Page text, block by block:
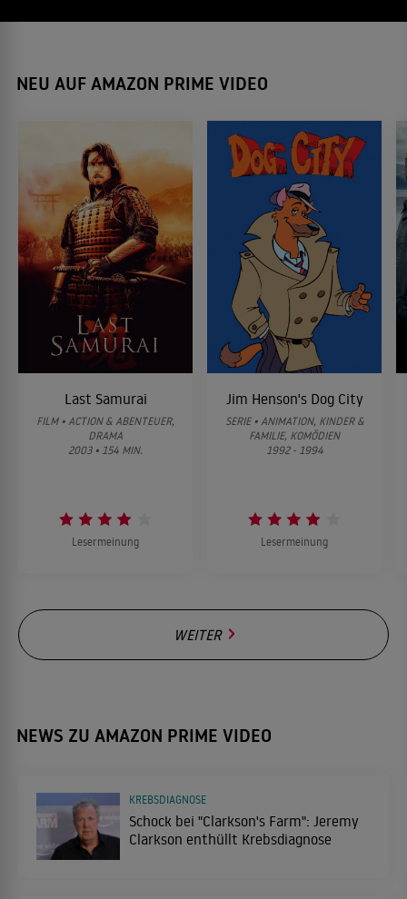
NEU AUF AMAZON PRIME VIDEO
Last Samurai
FILM • ACTION & ABENTEUER,
DRAMA
2003 • 154 MIN.
Lesermeinung
Jim Henson's Dog City
SERIE • ANIMATION, KINDER &
FAMILIE, KOMÖDIEN
1992 - 1994
Lesermeinung
WEITER
NEWS ZU AMAZON PRIME VIDEO
Schock bei "Clarkson's Farm": Jeremy
Clarkson enthüllt Krebsdiagnose
KREBSDIAGNOSE